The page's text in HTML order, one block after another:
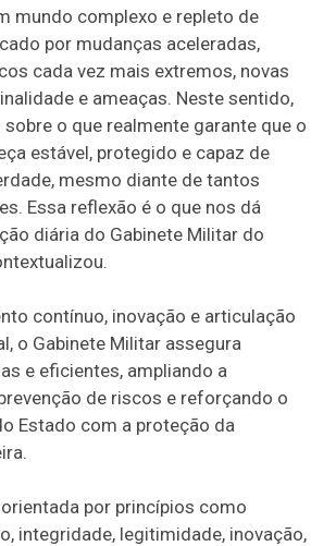
mundo complexo e repleto de
por mudanças aceleradas,
cada vez mais extremos, novas
e ameaças. Neste sentido,
o que realmente garante que o
estável, protegido e capaz de
mesmo diante de tantos
Essa reflexão é o que nos dá
diária do Gabinete Militar do
contínuo, inovação e articulação
o Gabinete Militar assegura
e eficientes, ampliando a
de riscos e reforçando o
Estado com a proteção da
por princípios como
integridade, legitimidade, inovação,